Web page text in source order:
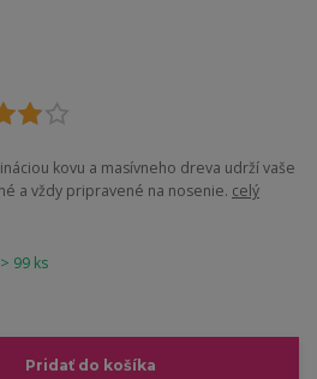
kovu a masívneho dreva udrží vaše
a vždy pripravené na nosenie. celý
99 ks
Pridať do košíka